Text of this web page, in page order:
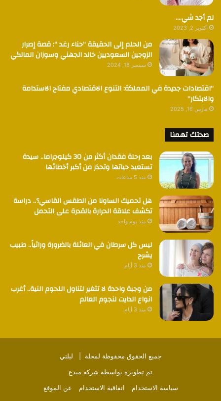
لم أجد شي….
أكتوبر 2, 2023
من الحلم إلى الحقيقة “حناء رغد “: قصة إصرار
الزوجين السعوديين خالد الجهني وسوزان المالكي
سبتمبر 18, 2024
“اقتصادات جديدة في المملكة: التنوع الاقتصادي مفتاح الاستدامة
والابتكار”
مارس 16, 2025
صحتك تهمنا
بعد رحلة فقدان أكثر من 30 كيلوجراما.. سيدة
تستعيد حياتها وتحذر من أكبر أخطائها
منذ 5 ساعات
هل تحميك الساونا من الطقس القاسي؟.. دراسة
تكشف علاقة الحرارة بالقدرة على التحمل
منذ يوم واحد
ليس كل سرطان في العائلة بالضرورة وراثياً.. طبيب
يشرح
منذ 3 أيام
من وجبة واحدة لا تتغير لتناول اللحوم النية.. أغرب
انواع الدايت لنجوم العالم
منذ 3 أيام
جميع الحقوق محفوظة لمجلة | ليلتي
تم تطويرة بواسطة شركة مبدع
سياسة الاستخدام
اتفاقية الاستخدام عن الموقع